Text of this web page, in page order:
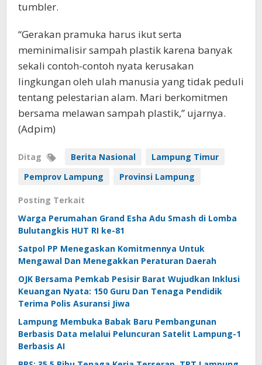
tumbler.
“Gerakan pramuka harus ikut serta
meminimalisir sampah plastik karena banyak
sekali contoh-contoh nyata kerusakan
lingkungan oleh ulah manusia yang tidak peduli
tentang pelestarian alam. Mari berkomitmen
bersama melawan sampah plastik,” ujarnya.
(Adpim)
Ditag Berita Nasional
Lampung Timur
Pemprov Lampung
Provinsi Lampung
Posting Terkait
Warga Perumahan Grand Esha Adu Smash di Lomba
Bulutangkis HUT RI ke-81
Satpol PP Menegaskan Komitmennya Untuk
Mengawal Dan Menegakkan Peraturan Daerah
OJK Bersama Pemkab Pesisir Barat Wujudkan Inklusi
Keuangan Nyata: 150 Guru Dan Tenaga Pendidik
Terima Polis Asuransi Jiwa
Lampung Membuka Babak Baru Pembangunan
Berbasis Data melalui Peluncuran Satelit Lampung-1
Berbasis AI